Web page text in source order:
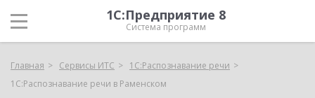
1С:Предприятие 8
Система программ
Главная Сервисы ИТС
1С:Распознавание речи
1С:Распознавание речи в Раменском